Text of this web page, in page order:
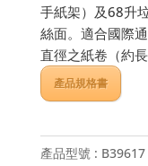
手紙架）及68升
絲面。適合國際
直徑之紙卷（約長
產品規格書
產品型號 : B39617